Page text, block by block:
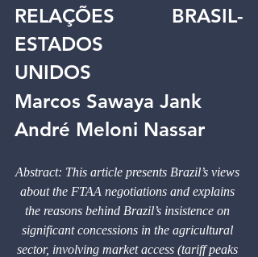
RELAÇÕES BRASIL-
ESTADOS
UNIDOS
Marcos Sawaya Jank
André Meloni Nassar
Abstract: This article presents Brazil’s views
about the FTAA negotiations and explains
the reasons behind Brazil’s insistence on
significant concessions in the agricultural
sector, involving market access (tariff peaks